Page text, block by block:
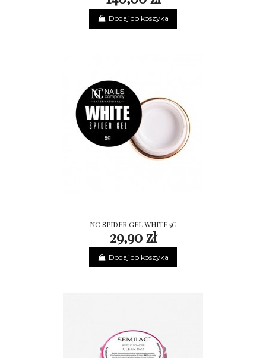
Dodaj do koszyka
NC SPIDER GEL WHITE 5G
29,90 zł
Dodaj do koszyka